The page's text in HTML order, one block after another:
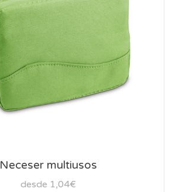
Neceser multiusos
desde 1,04€